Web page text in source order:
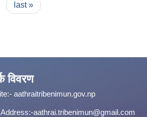
last »
विवरण
aathraitribenimun.gov.np
aathrai.tribenimun@gmail.com